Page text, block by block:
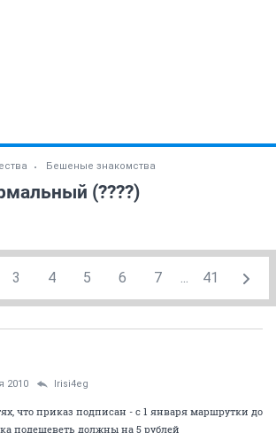
Бешеные знакомства
(????)
3 4 5 6 7 ... 41
2010 Irisi4eg
что приказ подписан - с 1 января маршрутки до
подешеветь должны на 5 рублей